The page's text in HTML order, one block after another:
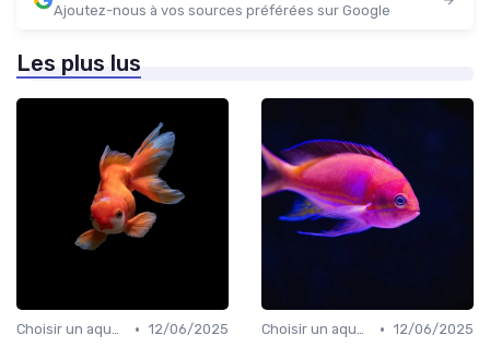
Ajoutez-nous à vos sources préférées sur Google
Les plus lus
Choisir un aquarium • 12/06/2025
Choisir un aquarium • 12/06/2025